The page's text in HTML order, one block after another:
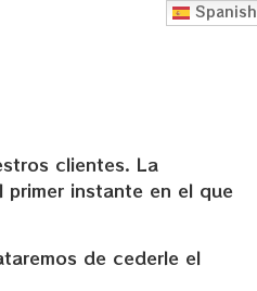
clientes. La
instante en el que
de cederle el
Spanish